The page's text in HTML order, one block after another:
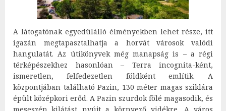
A látogatónak egyedülálló élményekben lehet része, itt
igazán megtapasztalhatja a horvát városok valódi
hangulatát. Az útikönyvek még manapság is – a régi
térképészekhez hasonlóan – Terra incognita-ként,
ismeretlen, felfedezetlen földként említik. A
központjában található Pazin, 130 méter magas sziklára
épült középkori erőd. A Pazin szurdok fölé magasodik, és